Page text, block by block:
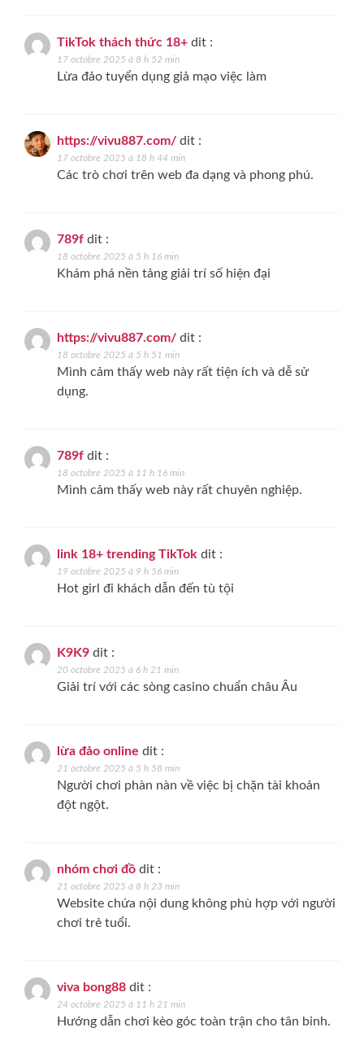
TikTok thách thức 18+ dit :
17 octobre 2025 à 8 h 52 min
Lừa đảo tuyển dụng giả mạo việc làm
https://vivu887.com/ dit :
17 octobre 2025 à 18 h 44 min
Các trò chơi trên web đa dạng và phong phú.
789f dit :
18 octobre 2025 à 5 h 16 min
Khám phá nền tảng giải trí số hiện đại
https://vivu887.com/ dit :
18 octobre 2025 à 5 h 51 min
Mình cảm thấy web này rất tiện ích và dễ sử
dụng.
789f dit :
18 octobre 2025 à 11 h 16 min
Mình cảm thấy web này rất chuyên nghiệp.
link 18+ trending TikTok dit :
19 octobre 2025 à 9 h 56 min
Hot girl đi khách dẫn đến tù tội
K9K9 dit :
20 octobre 2025 à 6 h 21 min
Giải trí với các sòng casino chuẩn châu Âu
lừa đảo online dit :
21 octobre 2025 à 5 h 58 min
Người chơi phàn nàn về việc bị chặn tài khoản
đột ngột.
nhóm chơi đồ dit :
21 octobre 2025 à 8 h 23 min
Website chứa nội dung không phù hợp với người
chơi trẻ tuổi.
viva bong88 dit :
24 octobre 2025 à 11 h 21 min
Hướng dẫn chơi kèo góc toàn trận cho tân binh.